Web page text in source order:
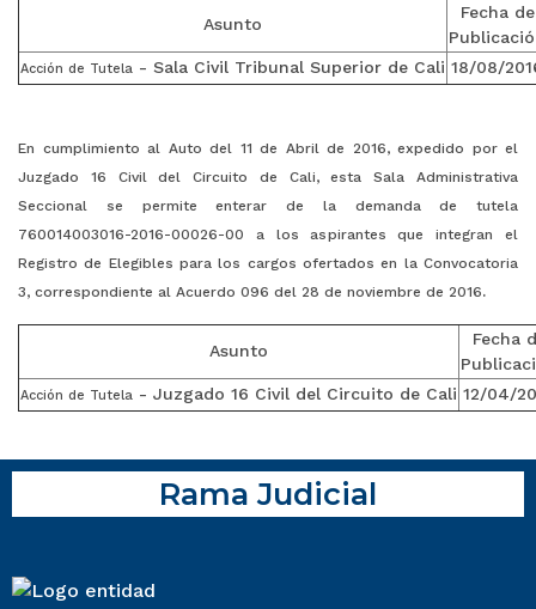
Asunto
Fecha de
Acción de Tutela - Sala Civil Tribunal Superior de Cali 18/08/
En cumplimiento al Auto del 11 de Abril de 2016, expedido por el
Juzgado 16 Civil del Circuito de Cali, esta Sala Administrativa
Seccional se permite enterar de la demanda de tutela
760014003016-2016-00026-00 a los aspirantes que integran el
Registro de Elegibles para los cargos ofertados en la Convocatoria
3, correspondiente al Acuerdo 096 del 28 de noviembre de 2016.
Asunto
Fecha
Acción de Tutela - Juzgado 16 Civil del Circuito de Cali 12/04/
Rama Judicial